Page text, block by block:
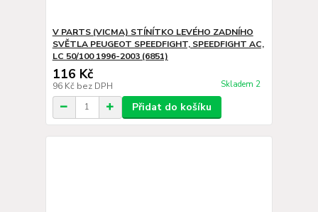
V PARTS (VICMA) STÍNÍTKO LEVÉHO ZADNÍHO
SVĚTLA PEUGEOT SPEEDFIGHT, SPEEDFIGHT AC,
LC 50/100 1996-2003 (6851)
116 Kč
96 Kč bez DPH Skladem 2
Přidat do košíku